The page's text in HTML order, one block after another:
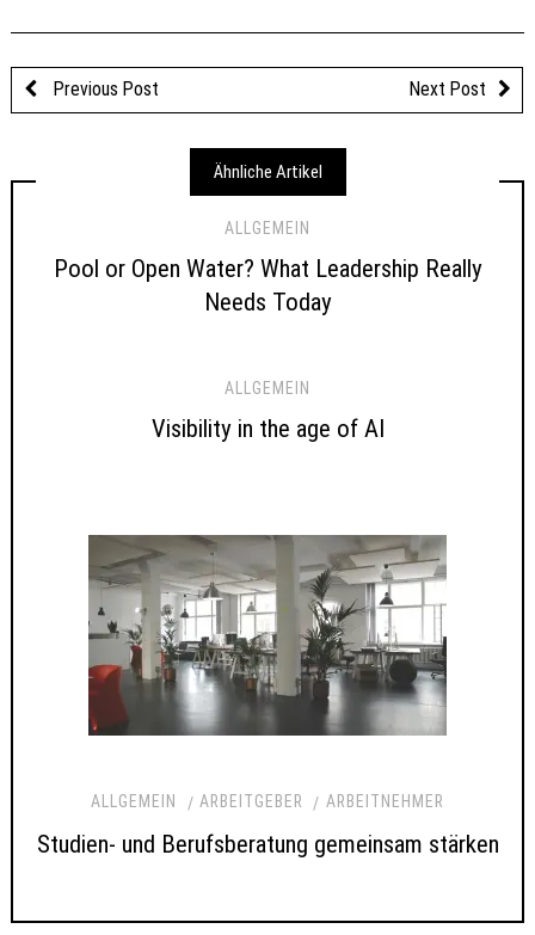
Previous Post Next Post
Ähnliche Artikel
ALLGEMEIN
Pool or Open Water? What Leadership Really
Needs Today
ALLGEMEIN
Visibility in the age of AI
ALLGEMEIN ARBEITGEBER ARBEITNEHMER
Studien- und Berufsberatung gemeinsam stärken